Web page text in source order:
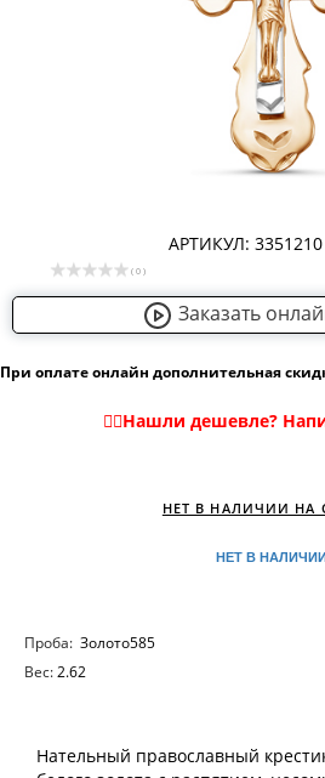
АРТИКУЛ: 3351210
( 0 )
Заказать
При оплате онлайн дополнительная
НЕТ В
НЕТ В НАЛИЧИИ НА
Проба: Золото585
Вес:2.62
Нательный православный